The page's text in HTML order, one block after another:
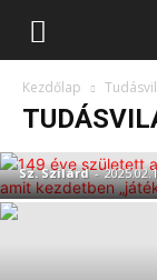
Mobilissimo.hu
Kezdőlap
149 éve
Graham
Sz. Szilárd -